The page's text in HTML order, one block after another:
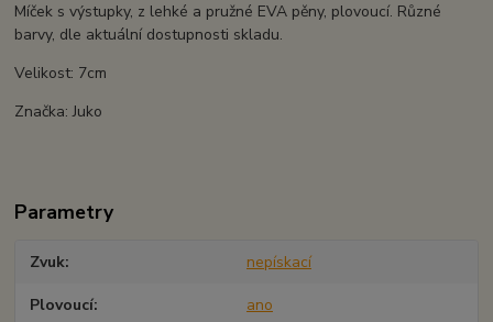
Míček s výstupky, z lehké a pružné EVA pěny, plovoucí. Různé
barvy, dle aktuální dostupnosti skladu.
Velikost: 7cm
Značka: Juko
Parametry
Zvuk nepískací
Plovoucí ano